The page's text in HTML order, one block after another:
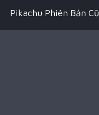
Pikachu Phiên Bản Cũ